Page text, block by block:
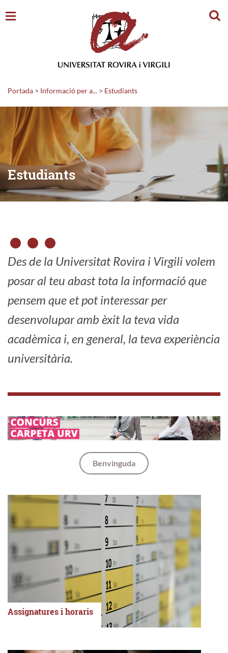
Portada > Informació per a... > Estudiants
Estudiants
Des de la Universitat Rovira i Virgili volem
posar al teu abast tota la informació que
pensem que et pot interessar per
desenvolupar amb èxit la teva vida
acadèmica i, en general, la teva experiència
universitària.
Benvinguda
Assignatures i horaris